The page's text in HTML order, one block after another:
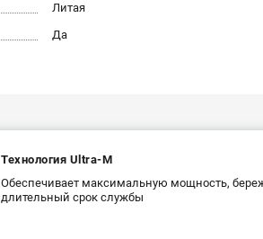
Литая
Да
Технология Ultra-M
Обеспечивает максимальную мощность,
длительный срок службы